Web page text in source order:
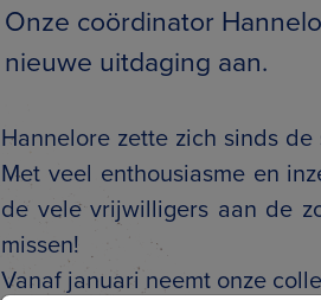
Onze coördinator
nieuwe uitdaging aan.
Hannelore zette zich sinds
Met veel enthousiasme en
de vele vrijwilligers aan de
missen!
Vanaf januari neemt onze